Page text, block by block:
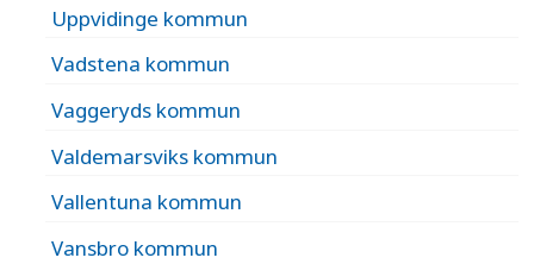
Uppvidinge kommun
Vadstena kommun
Vaggeryds kommun
Valdemarsviks kommun
Vallentuna kommun
Vansbro kommun